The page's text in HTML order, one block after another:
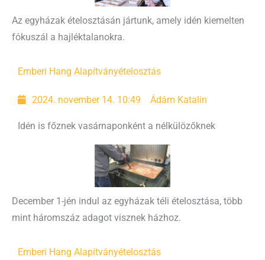
Az egyházak ételosztásán jártunk, amely idén kiemelten
fókuszál a hajléktalanokra.
Emberi Hang Alapítványételosztás
2024. november 14. 10:49 Ádám Katalin
Idén is főznek vasárnaponként a nélkülözőknek
December 1-jén indul az egyházak téli ételosztása, több
mint háromszáz adagot visznek házhoz.
Emberi Hang Alapítványételosztás